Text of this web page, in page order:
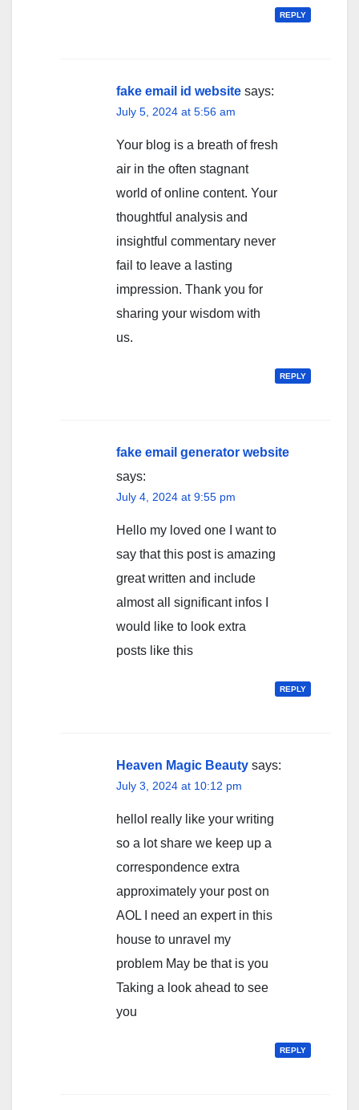
REPLY
fake email id website says:
July 5, 2024 at 5:56 am
Your blog is a breath of fresh
air in the often stagnant
world of online content. Your
thoughtful analysis and
insightful commentary never
fail to leave a lasting
impression. Thank you for
sharing your wisdom with
us.
REPLY
fake email generator website
says:
July 4, 2024 at 9:55 pm
Hello my loved one I want to
say that this post is amazing
great written and include
almost all significant infos I
would like to look extra
posts like this
REPLY
Heaven Magic Beauty says:
July 3, 2024 at 10:12 pm
helloI really like your writing
so a lot share we keep up a
correspondence extra
approximately your post on
AOL I need an expert in this
house to unravel my
problem May be that is you
Taking a look ahead to see
you
REPLY